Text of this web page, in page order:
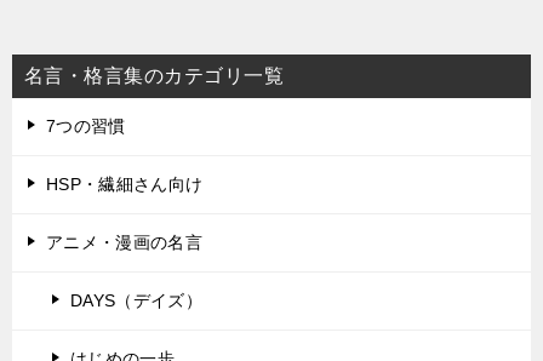
名言・格言集のカテゴリ一覧
7つの習慣
HSP・繊細さん向け
アニメ・漫画の名言
DAYS（デイズ）